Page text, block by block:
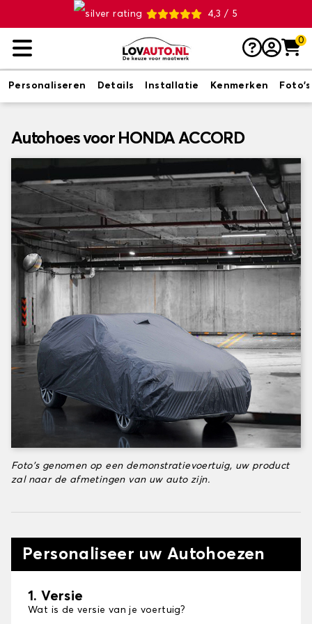
4,3 / 5
0
Personaliseren Details Installatie Kenmerken Foto's
Autohoes voor HONDA ACCORD
Foto's genomen op een demonstratievoertuig, uw product
zal naar de afmetingen van uw auto zijn.
Personaliseer uw Autohoezen
1. Versie
Wat is de versie van je voertuig?